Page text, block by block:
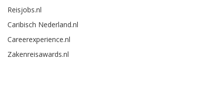
Reisjobs.nl
Caribisch Nederland.nl
Careerexperience.nl
Zakenreisawards.nl